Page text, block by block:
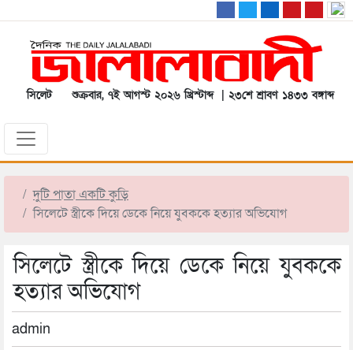
সিলেট শুক্রবার, ৭ই আগস্ট ২০২৬ খ্রিস্টাব্দ | ২৩শে শ্রাবণ ১৪৩৩ বঙ্গাব্দ
দুটি পাতা একটি কুড়ি
সিলেটে স্ত্রীকে দিয়ে ডেকে নিয়ে যুবককে হত্যার অভিযোগ
সিলেটে স্ত্রীকে দিয়ে ডেকে নিয়ে যুবককে
হত্যার অভিযোগ
admin